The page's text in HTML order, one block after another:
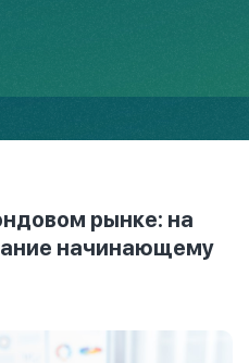
рынке: на
начинающему